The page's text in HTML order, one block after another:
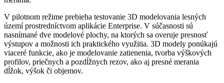
V pilotnom režime prebieha testovanie 3D modelovania lesných
území prostredníctvom aplikácie Enterprise. V súčasnosti sú
nasnímané dve modelové plochy, na ktorých sa overuje presnosť
výstupov a možnosti ich praktického využitia. 3D modely ponúkajú
viaceré funkcie, ako je modelovanie zatienenia, tvorba výškových
profilov, priečnych a pozdĺžnych rezov, ako aj presné merania
dĺžok, výšok či objemov.